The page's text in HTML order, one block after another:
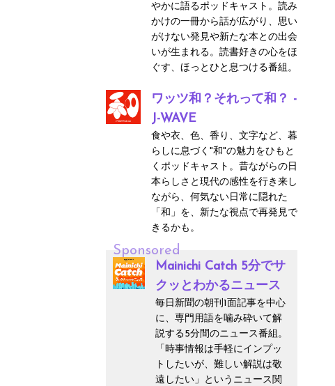
やかに語るポッドキャスト。読み
かけの一冊から話が広がり、思い
がけない発見や新たな本との出会
いが生まれる。読書好きの心をほ
ぐす、ほっとひと息つける番組。
ワッツ和？それって和？ -
J-WAVE
食や衣、色、香り、文字など、暮
らしに息づく"和"の魅力をひもと
くポッドキャスト。昔ながらの日
本らしさと現代の感性を行き来し
ながら、何気ない日常に隠れた
「和」を、新たな視点で再発見で
きるかも。
Sponsored
Mainichi Catch 5分でサ
クッとわかるニュース
毎日新聞の朝刊1面記事を中心
に、専門用語を噛み砕いて解
説する5分間のニュース番組。
「時事情報は手軽にインプッ
トしたいが、難しい解説は敬
遠したい」というニュース関